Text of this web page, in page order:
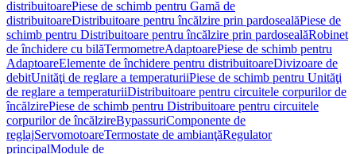
distribuitoarePiese de schimb pentru Gamă de
distribuitoareDistribuitoare pentru încălzire prin pardosealăPiese de
schimb pentru Distribuitoare pentru încălzire prin pardosealăRobinet
de închidere cu bilăTermometreAdaptoarePiese de schimb pentru
AdaptoareElemente de închidere pentru distribuitoareDivizoare de
debitUnităţi de reglare a temperaturiiPiese de schimb pentru Unităţi
de reglare a temperaturiiDistribuitoare pentru circuitele corpurilor de
încălzirePiese de schimb pentru Distribuitoare pentru circuitele
corpurilor de încălzireBypassuriComponente de
reglajServomotoareTermostate de ambianţăRegulator
principalModule de